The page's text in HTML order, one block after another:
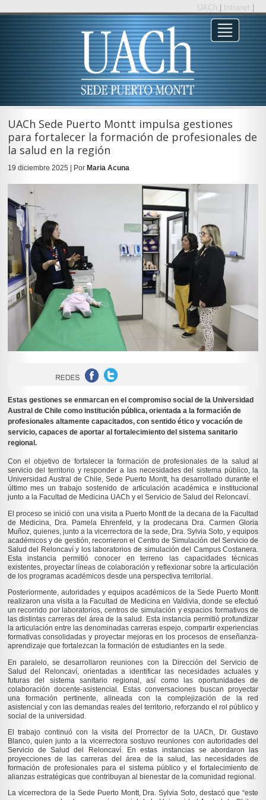
UACh Intranet
UACh Sede Puerto Montt impulsa gestiones
para fortalecer la formación de profesionales de
la salud en la región
19 diciembre 2025 | Por Maria Acuna
Estas gestiones se enmarcan en el compromiso social de la Universidad
Austral de Chile como institución pública, orientada a la formación de
profesionales altamente capacitados, con sentido ético y vocación de
servicio, capaces de aportar al fortalecimiento del sistema sanitario
regional.
Con el objetivo de fortalecer la formación de profesionales de la salud al
servicio del territorio y responder a las necesidades del sistema público, la
Universidad Austral de Chile, Sede Puerto Montt, ha desarrollado durante el
último mes un trabajo sostenido de articulación académica e institucional
junto a la Facultad de Medicina UACh y el Servicio de Salud del Reloncaví.
El proceso se inició con una visita a Puerto Montt de la decana de la Facultad
de Medicina, Dra. Pamela Ehrenfeld, y la prodecana Dra. Carmen Gloria
Muñoz, quienes, junto a la vicerrectora de la sede, Dra. Sylvia Soto, y equipos
académicos y de gestión, recorrieron el Centro de Simulación del Servicio de
Salud del Reloncaví y los laboratorios de simulación del Campus Costanera.
Esta instancia permitió conocer en terreno las capacidades técnicas
existentes, proyectar líneas de colaboración y reflexionar sobre la articulación
de los programas académicos desde una perspectiva territorial.
Posteriormente, autoridades y equipos académicos de la Sede Puerto Montt
realizaron una visita a la Facultad de Medicina en Valdivia, donde se efectuó
un recorrido por laboratorios, centros de simulación y espacios formativos de
las distintas carreras del área de la salud. Esta instancia permitió profundizar
la articulación entre las denominadas carreras espejo, compartir experiencias
formativas consolidadas y proyectar mejoras en los procesos de enseñanza-
aprendizaje que fortalezcan la formación de estudiantes en la sede.
En paralelo, se desarrollaron reuniones con la Dirección del Servicio de
Salud del Reloncaví, orientadas a identificar las necesidades actuales y
futuras del sistema sanitario regional, así como las oportunidades de
colaboración docente-asistencial. Estas conversaciones buscan proyectar
una formación pertinente, alineada con la complejización de la red
asistencial y con las demandas reales del territorio, reforzando el rol público y
social de la universidad.
El trabajo continuó con la visita del Prorrector de la UACh, Dr. Gustavo
Blanco, quien junto a la vicerrectora sostuvo reuniones con autoridades del
Servicio de Salud del Reloncaví. En estas instancias se abordaron las
proyecciones de las carreras del área de la salud, las necesidades de
formación de profesionales para el sistema público y el fortalecimiento de
alianzas estratégicas que contribuyan al bienestar de la comunidad regional.
La vicerrectora de la Sede Puerto Montt, Dra. Sylvia Soto, destacó que “este